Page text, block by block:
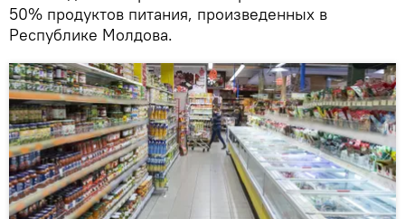
50% продуктов питания, произведенных в
Республике Молдова.